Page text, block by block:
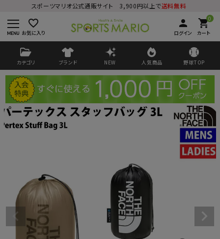
スポーツマリオ公式通販サイト 3,900円以上で送料無料
favorite_border
お気に入り
person
ログイン
0
shopping_cart
カート
カテゴリ ブランド NEW 人気商品 野球TOP
ログイン 会員登録
検索